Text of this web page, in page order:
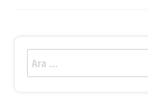
Arama: